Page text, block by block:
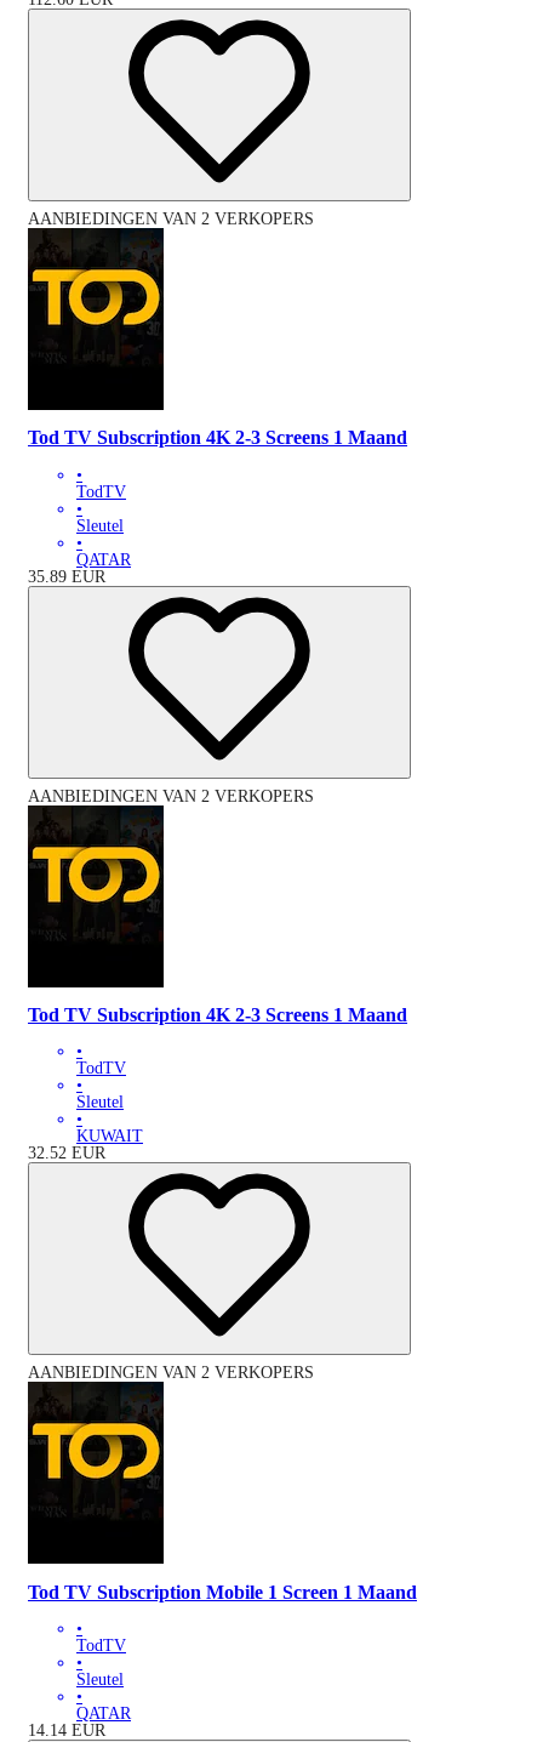
AANBIEDINGEN VAN 2 VERKOPERS
Tod TV Subscription 4K 2-3 Screens 1 Maand
•
TodTV
•
Sleutel
•
QATAR
35.89 EUR
AANBIEDINGEN VAN 2 VERKOPERS
Tod TV Subscription 4K 2-3 Screens 1 Maand
•
TodTV
•
Sleutel
•
KUWAIT
32.52 EUR
AANBIEDINGEN VAN 2 VERKOPERS
Tod TV Subscription Mobile 1 Screen 1 Maand
•
TodTV
•
Sleutel
•
QATAR
14.14 EUR